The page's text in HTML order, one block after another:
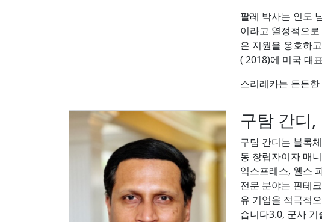
팔레 박사는 인도
이라고 열정적으
은 지원을 옹호하
( 2018)에 미국 대
스리레카는 든든
구탐 간디
구탐 간디는 블록
동 창립자이자 매
익스프레스, 웰스
전문 분야는 핀테
유 기업을 적극적
습니다3.0, 군사 기